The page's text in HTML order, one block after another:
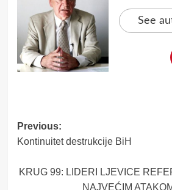
See
Post
navigation
Previous:
Kontinuitet destrukcije BiH
KRUG 99: LIDERI LJEVICE
NAJVEĆIM